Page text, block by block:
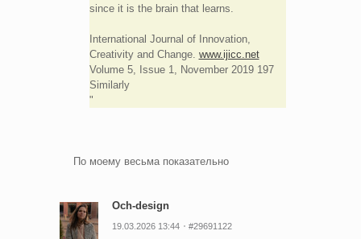
since it is the brain that learns.
International Journal of Innovation,
Creativity and Change. www.ijicc.net
Volume 5, Issue 1, November 2019 197
Similarly
По моему весьма показательно
Och-design
19.03.2026 13:44 #29691122